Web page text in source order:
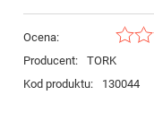
Ocena:
Producent:
TORK
Kod produktu:
130044